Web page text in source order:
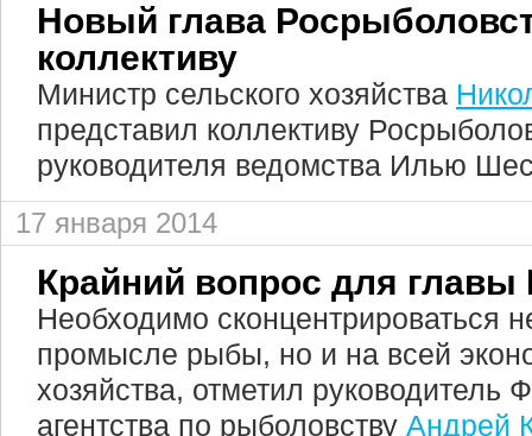
Новый глава
коллективу
Министр сельского хозяйства
представил коллективу
руководителя ведомства Илью
17 января 2014
Крайний вопрос для
Необходимо сконцентрироваться
промысле рыбы, но и на всей
хозяйства, отметил руководитель
агентства по рыболовству Андрей